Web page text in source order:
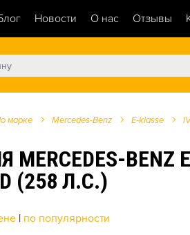
Новости О нас Отзывы
марке Mercedes-Benz E-klasse
BENZ E-
(258 Л.С.)
| по популярности